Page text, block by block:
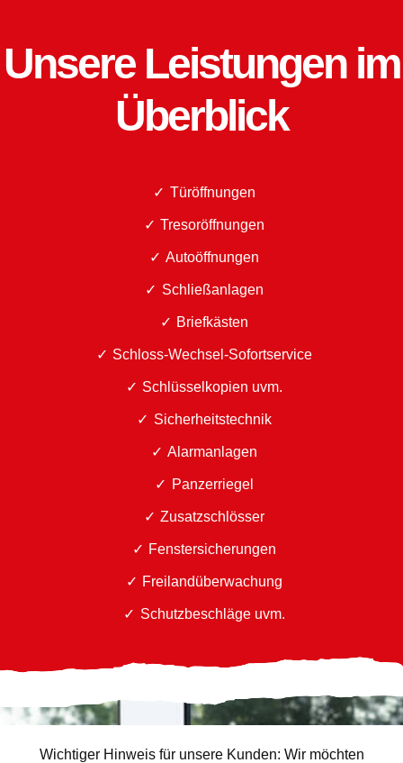
Unsere Leistungen im
Überblick
Türöffnungen
Tresoröffnungen
Autoöffnungen
Schließanlagen
Briefkästen
Schloss-Wechsel-Sofortservice
Schlüsselkopien uvm.
Sicherheitstechnik
Alarmanlagen
Panzerriegel
Zusatzschlösser
Fenstersicherungen
Freilandüberwachung
Schutzbeschläge uvm.
Wichtiger Hinweis für unsere Kunden: Wir möchten